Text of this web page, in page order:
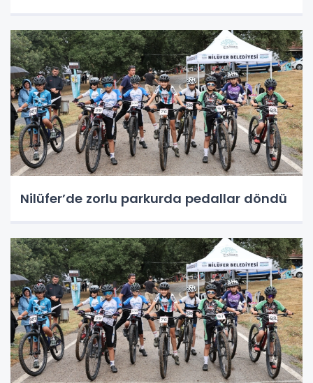
Nilüfer’de zorlu parkurda pedallar döndü